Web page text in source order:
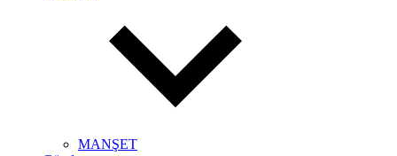
MANŞET